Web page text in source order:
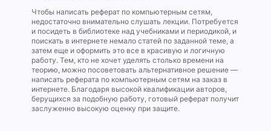
Чтобы написать реферат по компьютерным сетям,
недостаточно внимательно слушать лекции. Потребуется
и посидеть в библиотеке над учебниками и периодикой, и
поискать в интернете немало статей по заданной теме, а
затем еще и оформить это все в красивую и логичную
работу. Тем, кто не хочет уделять столько времени на
теорию, можно посоветовать альтернативное решение —
написать реферата по компьютерным сетям на заказ в
интернете. Благодаря высокой квалификации авторов,
берущихся за подобную работу, готовый реферат получит
заслуженно высокую оценку при защите.